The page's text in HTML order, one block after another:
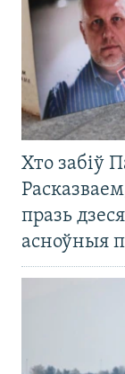
Хто забіў
празь
асноўныя